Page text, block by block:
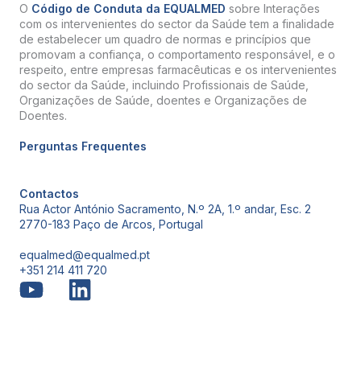
O Código de Conduta da EQUALMED sobre Interações
com os intervenientes do sector da Saúde tem a finalidade
de estabelecer um quadro de normas e princípios que
promovam a confiança, o comportamento responsável, e o
respeito, entre empresas farmacêuticas e os intervenientes
do sector da Saúde, incluindo Profissionais de Saúde,
Organizações de Saúde, doentes e Organizações de
Doentes.
Perguntas Frequentes
Contactos
Rua Actor António Sacramento, N.º 2A, 1.º andar, Esc. 2
2770-183 Paço de Arcos, Portugal
equalmed@equalmed.pt
+351 214 411 720